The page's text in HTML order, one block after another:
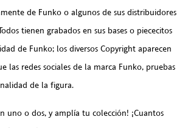
de Funko o algunos de sus distribuidores
tienen grabados en sus bases o piececitos
de Funko; los diversos Copyright aparecen
las redes sociales de la marca Funko, pruebas
de la figura.
uno o dos, y amplía tu colección! ¡Cuantos